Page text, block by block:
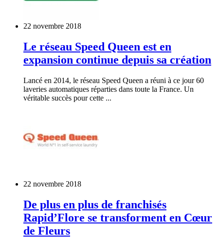
22 novembre 2018
Le réseau Speed Queen est en
expansion continue depuis sa création
Lancé en 2014, le réseau Speed Queen a réuni à ce jour 60
laveries automatiques réparties dans toute la France. Un
véritable succès pour cette ...
22 novembre 2018
De plus en plus de franchisés
Rapid’Flore se transforment en Cœur
de Fleurs